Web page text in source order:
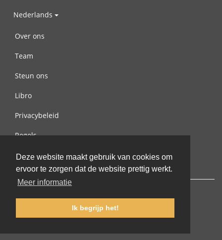
Deze website maakt gebruik van cookies om
ervoor te zorgen dat de website prettig werkt.
Meer informatie
Ik begrijp het!
Nederlands
Over ons
Team
Steun ons
Libro
Privacybeleid
Regels
Contact met ons opnemen
© 2002-2026 lernu.net |Impressum